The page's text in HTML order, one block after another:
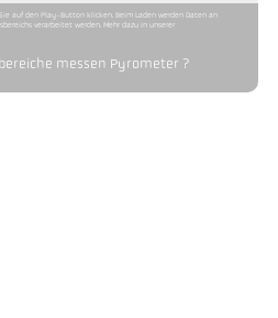
auf den Play-Button klicken. Beim Laden werden Daten an
verarbeitet werden. Mehr dazu in unserer
messen Pyrometer ?